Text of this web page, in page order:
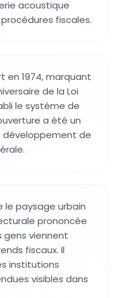
acoustique
fiscales.
en 1974, marquant
de la Loi
le système de
a été un
de
le paysage urbain
prononcée
gens viennent
fiscaux. Il
institutions
visibles dans